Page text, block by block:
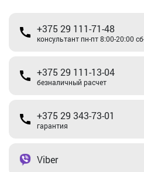
+375 29 111-71-48
консультант пн-пт 8:00-20:00
+375 29 111-13-04
безналичный расчет
+375 29 343-73-01
гарантия
Viber